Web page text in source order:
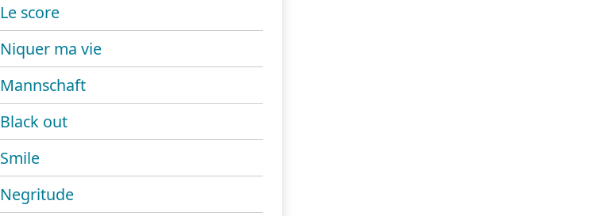
Le score
Niquer ma vie
Mannschaft
Black out
Smile
Negritude